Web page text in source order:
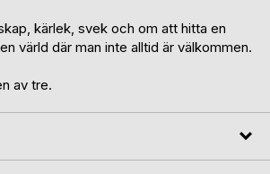
kärlek, svek och om att hitta en
värld där man inte alltid är välkommen.
av tre.